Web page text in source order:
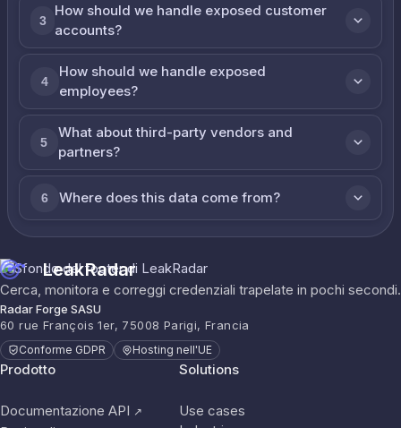
3
How should we handle exposed customer
accounts?
4
How should we handle exposed
employees?
5
What about third-party vendors and
partners?
6 Where does this data come from?
LeakRadar
Cerca, monitora e correggi credenziali trapelate in pochi secondi.
Radar Forge SASU
60 rue François 1er, 75008 Parigi, Francia
Conforme GDPR Hosting nell'UE
Prodotto
Documentazione API ↗
Solutions
Use cases